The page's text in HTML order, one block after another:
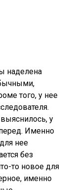
наделена
того, у нее
у
Именно
нее
без
то новое для
именно